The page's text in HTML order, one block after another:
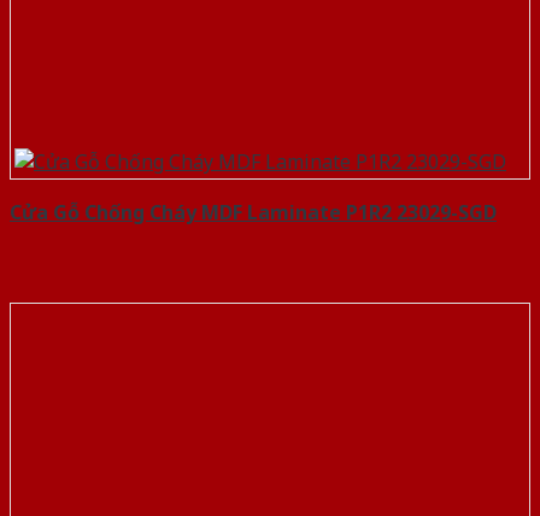
Cửa Gỗ Chống Cháy MDF Laminate P1R2 23029-SGD